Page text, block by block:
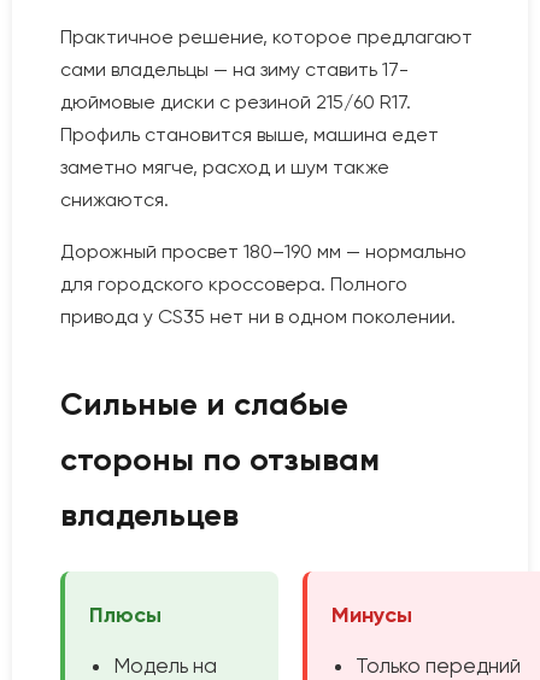
Практичное решение, которое предлагают
сами владельцы — на зиму ставить 17-
дюймовые диски с резиной 215/60 R17.
Профиль становится выше, машина едет
заметно мягче, расход и шум также
снижаются.
Дорожный просвет 180–190 мм — нормально
для городского кроссовера. Полного
привода у CS35 нет ни в одном поколении.
Сильные и слабые
стороны по отзывам
владельцев
Плюсы
Модель на
Минусы
Только передний